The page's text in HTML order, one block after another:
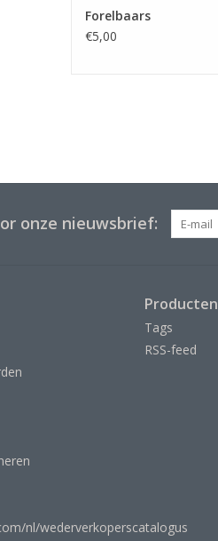
Forelbaars
€5,00
onze nieuwsbrief:
nl/wederverkoperscatalogus
Producten
Tags
RSS-feed